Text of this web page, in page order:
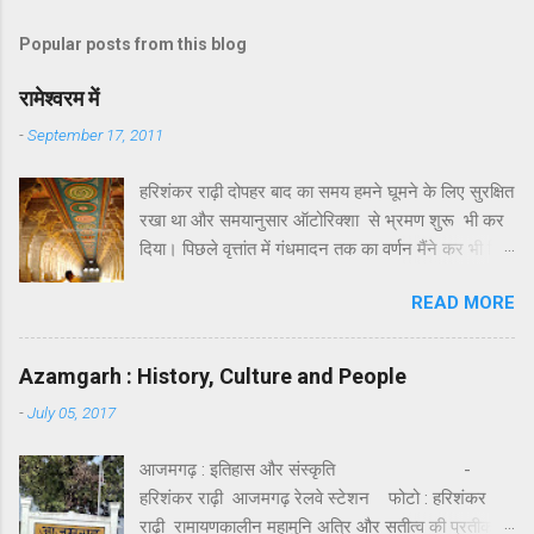
Popular posts from this blog
रामेश्वरम में
-September 17, 2011
हरिशंकर राढ़ी दोपहर बाद का समय हमने घूमने के लिए सुरक्षित
रखा था और समयानुसार ऑटोरिक्शा से भ्रमण शुरू भी कर
दिया। पिछले वृत्तांत में गंधमादन तक का वर्णन मैंने कर भी दिया
दर्शनीय है उसमें लक्ष्मण तीर्थ और सीताकुंड प्रमुख हैं।
सौन्दर्य या भव्यता की दृष्टि से इसमें कुछ खास नहीं है। इनका
पौराणिक महत्त्व अवश्य है । कहा जाता है कि रावण का वध
करने के पश्चात् जब श्रीराम अयोध्या वापस लौट रहे थे तो
कृतज्ञता प्रकट करने के लिए पुष्पक विमान को इस द्वीप पर
उतारा था और भगवान शिव की पूजा की थी। यहाँ पर
READ MORE
Azamgarh : History, Culture and People
-July 05, 2017
आजमगढ़ : इतिहास और संस्कृति -
हरिशंकर राढ़ी आजमगढ़ रेलवे स्टेशन फोटो : हरिशंकर
राढ़ी रामायणकालीन महामुनि अत्रि और सतीत्व की प्रतीक